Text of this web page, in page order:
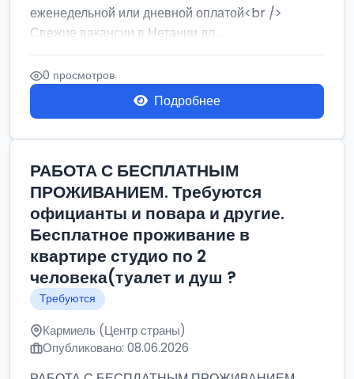
еженедельной или дневной оплатой<br />
Свежие вакансии в Нетании дл...
0 просмотров
Подробнее
РАБОТА С БЕСПЛАТНЫМ
ПРОЖИВАНИЕМ. Требуются
официанты и повара и другие.
Бесплатное проживание в
квартире студио по 2
человека(туалет и душ ?
Требуются
Кармиель (Центр страны)
Опубликовано: 08.06.2026